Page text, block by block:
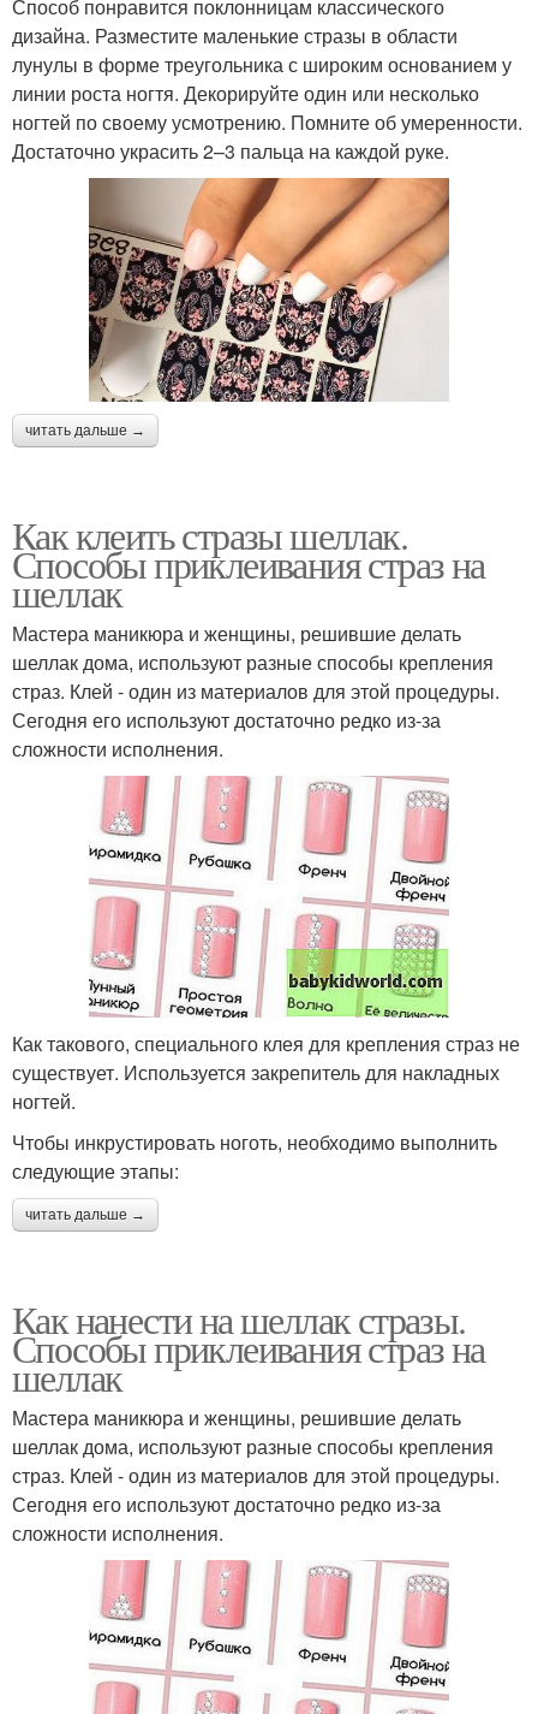
Способ понравится поклонницам классического
дизайна. Разместите маленькие стразы в области
лунулы в форме треугольника с широким основанием у
линии роста ногтя. Декорируйте один или несколько
ногтей по своему усмотрению. Помните об умеренности.
Достаточно украсить 2–3 пальца на каждой руке.
читать дальше →
Как клеить стразы шеллак.
Способы приклеивания страз на
шеллак
Мастера маникюра и женщины, решившие делать
шеллак дома, используют разные способы крепления
страз. Клей - один из материалов для этой процедуры.
Сегодня его используют достаточно редко из-за
сложности исполнения.
Как такового, специального клея для крепления страз не
существует. Используется закрепитель для накладных
ногтей.
Чтобы инкрустировать ноготь, необходимо выполнить
следующие этапы:
читать дальше →
Как нанести на шеллак стразы.
Способы приклеивания страз на
шеллак
Мастера маникюра и женщины, решившие делать
шеллак дома, используют разные способы крепления
страз. Клей - один из материалов для этой процедуры.
Сегодня его используют достаточно редко из-за
сложности исполнения.